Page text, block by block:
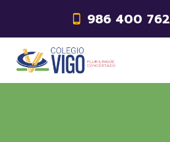
986 400 762